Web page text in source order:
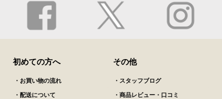
初めての方へ
・お買い物の流れ
・配送について
その他
・スタッフブログ
・商品レビュー・口コミ